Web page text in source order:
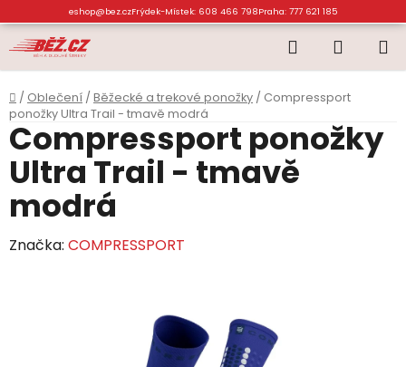
na
obsah
eshop@bez.czFrýdek-Místek: 608 466 798Praha: 777 621 185
Hledat
KOŠÍK
Domů
/ Oblečení / Běžecké a trekové ponožky / Compressport
ponožky Ultra Trail - tmavě modrá
Compressport ponožky
Ultra Trail - tmavě
modrá
Značka: COMPRESSPORT